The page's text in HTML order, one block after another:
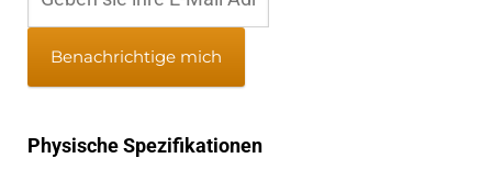
Benachrichtige mich
Physische Spezifikationen